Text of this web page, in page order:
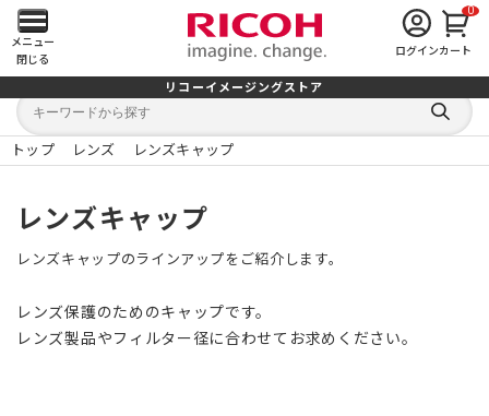
メ
イ
ン
メ
ニ
ュ
ー
を
メニュー
閉じる
ログイン
0
カート
リコーイメージングストア
キ
ワ
ー
キ
検
索
る
トップ レンズ レンズキャップ
レンズキャップ
レンズキャップのラインアップをご紹介します。
レンズ保護のためのキャップです。
レンズ製品やフィルター径に合わせてお求めください。